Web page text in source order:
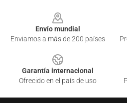
Envío mundial
Enviamos a más de 200 países
Garantía internacional
Ofrecido en el país de uso